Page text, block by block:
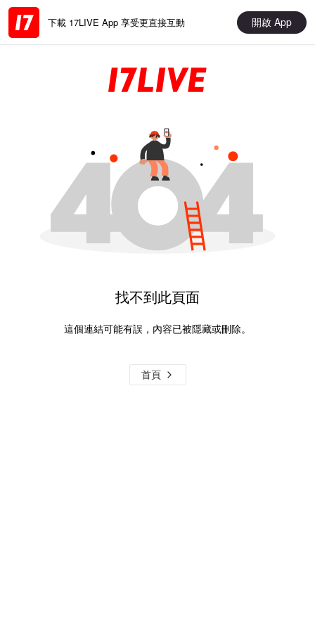
下載 17LIVE App 享受更直接互動 開啟 App
找不到此頁面
這個連結可能有誤，內容已被隱藏或刪除。
首頁